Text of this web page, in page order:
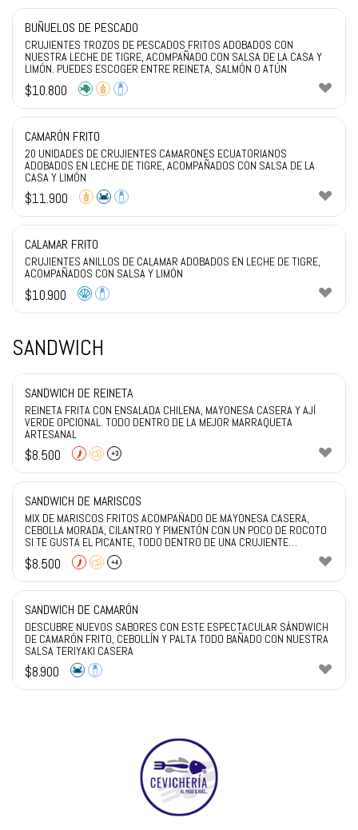
BUÑUELOS DE PESCADO
CRUJIENTES TROZOS DE PESCADOS FRITOS ADOBADOS CON
NUESTRA LECHE DE TIGRE, ACOMPAÑADO CON SALSA DE LA CASA Y
LIMÓN. PUEDES ESCOGER ENTRE REINETA, SALMÓN O ATÚN
$10.800
CAMARÓN FRITO
20 UNIDADES DE CRUJIENTES CAMARONES ECUATORIANOS
ADOBADOS EN LECHE DE TIGRE, ACOMPAÑADOS CON SALSA DE LA
CASA Y LIMÓN
$11.900
CALAMAR FRITO
CRUJIENTES ANILLOS DE CALAMAR ADOBADOS EN LECHE DE TIGRE,
ACOMPAÑADOS CON SALSA Y LIMÓN
$10.900
SANDWICH
SANDWICH DE REINETA
REINETA FRITA CON ENSALADA CHILENA, MAYONESA CASERA Y AJÍ
VERDE OPCIONAL. TODO DENTRO DE LA MEJOR MARRAQUETA
ARTESANAL
$8.500 +3
SANDWICH DE MARISCOS
MIX DE MARISCOS FRITOS ACOMPAÑADO DE MAYONESA CASERA,
CEBOLLA MORADA, CILANTRO Y PIMENTÓN CON UN POCO DE ROCOTO
SI TE GUSTA EL PICANTE, TODO DENTRO DE UNA CRUJIENTE
MARRAQUETA TOSTADA
$8.500 +4
SANDWICH DE CAMARÓN
DESCUBRE NUEVOS SABORES CON ESTE ESPECTACULAR SÁNDWICH
DE CAMARÓN FRITO, CEBOLLÍN Y PALTA TODO BAÑADO CON NUESTRA
SALSA TERIYAKI CASERA
$8.900